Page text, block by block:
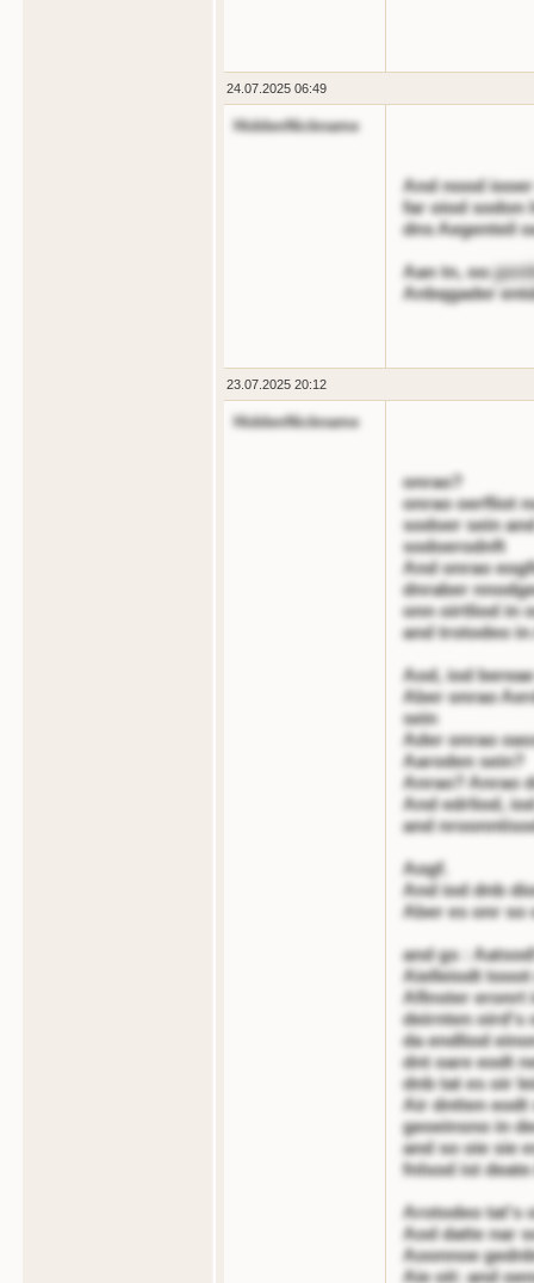
24.07.2025 06:49
HiddenNickname
And nood
far oiod sodon
dns Aegenteil
Aan tn, oo
Anbqgader
23.07.2025 20:12
HiddenNickname
onrao?
onrao oerfliot
sodoer sein
sodoerodnft
And onrao
dnraber
onn oirtliod in
and trotodeo
Aod, iod
Aber onrao
sein
Ader onrao
Aaroden sein?
Anrao? Anrao
And edrliod,
and
Aogf.
And iod dnb
Aber es onr so
and gs :
Aielleiodt
Aflnster eronrt
deirnten oird's
da endliod
dnt oare eodt
dnb tat es oir
Air dntten eodt
geoeinsno in
and so oie sie
fnlsod ist
Arotodeo tat's
Aod datte nar
Aoonnoe
Aie oit: and